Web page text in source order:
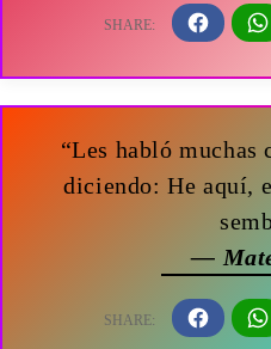
“Les habló muchas
diciendo: He aquí,
—